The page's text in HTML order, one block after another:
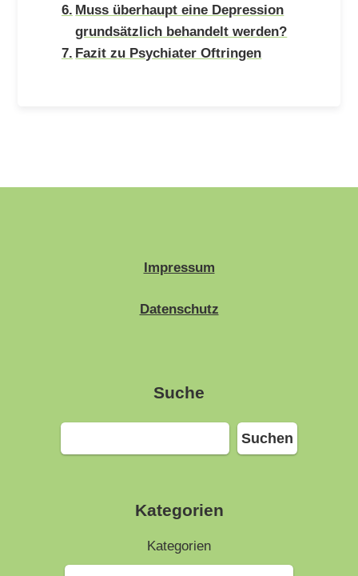
Muss überhaupt eine Depression
grundsätzlich behandelt werden?
Fazit zu Psychiater Oftringen
Impressum
Datenschutz
Suche
Suchen
Suchen
Kategorien
Kategorien